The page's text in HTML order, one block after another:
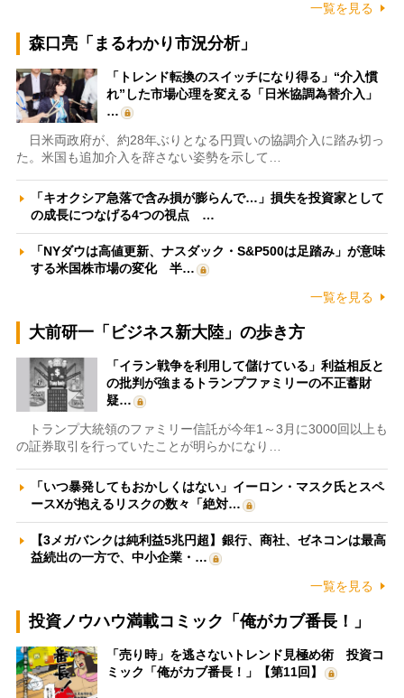
一覧を見る
森口亮「まるわかり市況分析」
「トレンド転換のスイッチになり得る」“介入慣
れ”した市場心理を変える「日米協調為替介入」
…
日米両政府が、約28年ぶりとなる円買いの協調介入に踏み切っ
た。米国も追加介入を辞さない姿勢を示して…
「キオクシア急落で含み損が膨らんで…」損失を投資家として
の成長につなげる4つの視点 …
「NYダウは高値更新、ナスダック・S&P500は足踏み」が意味
する米国株市場の変化 半…
一覧を見る
大前研一「ビジネス新大陸」の歩き方
「イラン戦争を利用して儲けている」利益相反と
の批判が強まるトランプファミリーの不正蓄財
疑…
トランプ大統領のファミリー信託が今年1～3月に3000回以上も
の証券取引を行っていたことが明らかになり…
「いつ暴発してもおかしくはない」イーロン・マスク氏とスペ
ースXが抱えるリスクの数々「絶対…
【3メガバンクは純利益5兆円超】銀行、商社、ゼネコンは最高
益続出の一方で、中小企業・…
一覧を見る
投資ノウハウ満載コミック「俺がカブ番長！」
「売り時」を逃さないトレンド見極め術 投資コ
ミック「俺がカブ番長！」【第11回】